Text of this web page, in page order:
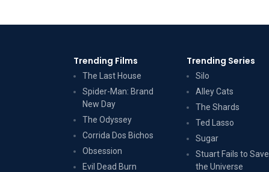
Trending Films
The Last House
Spider-Man: Brand
New Day
The Odyssey
Corrida Dos Bichos
Obsession
Evil Dead Burn
Trending Series
Silo
Alley Cats
The Shards
Ted Lasso
Sugar
Stuart Fails to Save
the Universe